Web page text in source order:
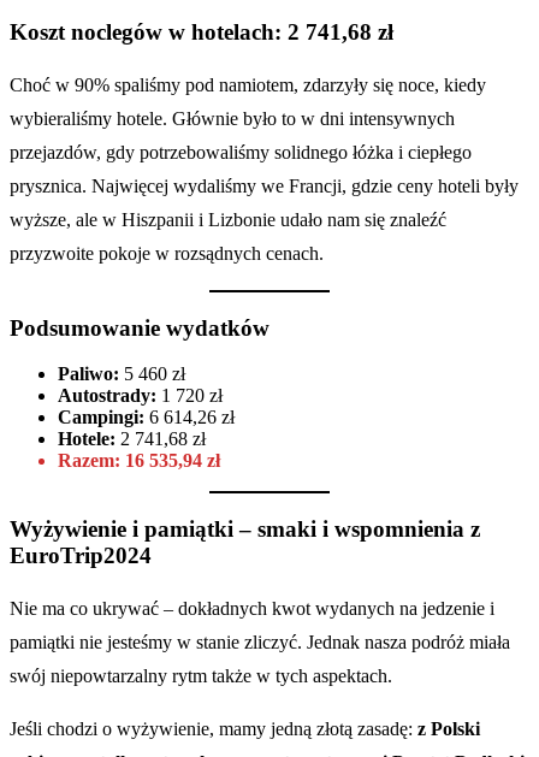
Koszt noclegów w hotelach: 2 741,68 zł
Choć w 90% spaliśmy pod namiotem, zdarzyły się noce, kiedy
wybieraliśmy hotele. Głównie było to w dni intensywnych
przejazdów, gdy potrzebowaliśmy solidnego łóżka i ciepłego
prysznica. Najwięcej wydaliśmy we Francji, gdzie ceny hoteli były
wyższe, ale w Hiszpanii i Lizbonie udało nam się znaleźć
przyzwoite pokoje w rozsądnych cenach.
Podsumowanie wydatków
Paliwo: 5 460 zł
Autostrady: 1 720 zł
Campingi: 6 614,26 zł
Hotele: 2 741,68 zł
Razem: 16 535,94 zł
Wyżywienie i pamiątki – smaki i wspomnienia z
EuroTrip2024
Nie ma co ukrywać – dokładnych kwot wydanych na jedzenie i
pamiątki nie jesteśmy w stanie zliczyć. Jednak nasza podróż miała
swój niepowtarzalny rytm także w tych aspektach.
Jeśli chodzi o wyżywienie, mamy jedną złotą zasadę: z Polski